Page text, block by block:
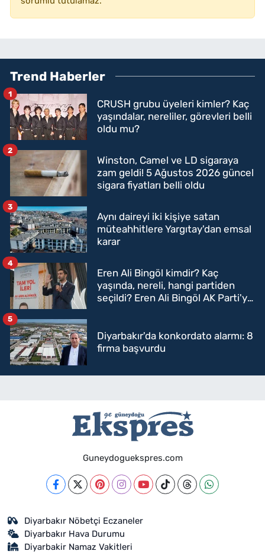
Trend Haberler
CRUSH grubu üyeleri kimler? Kaç
yaşındalar, nereliler, görevleri belli
oldu mu?
1
Winston, Camel ve LD sigaraya
zam geldi! 5 Ağustos 2026 güncel
sigara fiyatları belli oldu
2
Aynı daireyi iki kişiye satan
müteahhitlere Yargıtay'dan emsal
karar
3
Eren Ali Bingöl kimdir? Kaç
yaşında, nereli, hangi partiden
seçildi? Eren Ali Bingöl AK Parti'ye
4
Diyarbakır'da konkordato alarmı: 8
firma başvurdu
5
Guneydoguekspres.com
Diyarbakır Nöbetçi Eczaneler
Diyarbakır Hava Durumu
Diyarbakir Namaz Vakitleri